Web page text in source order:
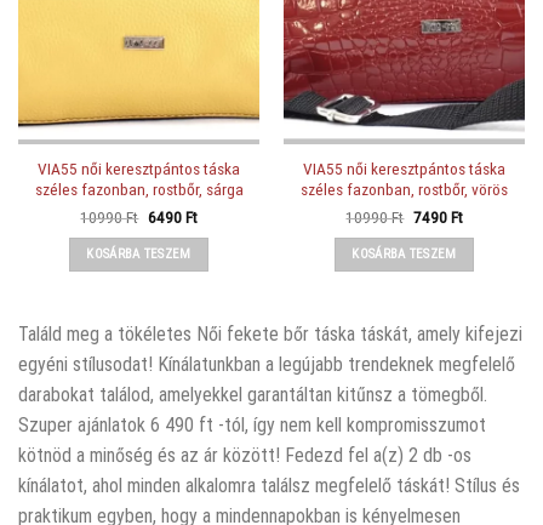
VIA55 női keresztpántos táska
széles fazonban, rostbőr, sárga
10990Ft Original
was:
10990 Ft.
6490FtCurrent
KOSÁRBA TESZEM
VIA55 női keresztpántos táska
széles fazonban, rostbőr, vörös
10990Ft Original
was:
10990 Ft.
7490FtCurrent
KOSÁRBA TESZEM
Találd meg a tökéletes Női fekete bőr táska táskát, amely kifejezi
egyéni stílusodat! Kínálatunkban a legújabb trendeknek megfelelő
darabokat találod, amelyekkel garantáltan kitűnsz a tömegből.
Szuper ajánlatok 6 490 ft -tól, így nem kell kompromisszumot
kötnöd a minőség és az ár között! Fedezd fel a(z) 2 db -os
kínálatot, ahol minden alkalomra találsz megfelelő táskát! Stílus és
praktikum egyben, hogy a mindennapokban is kényelmesen